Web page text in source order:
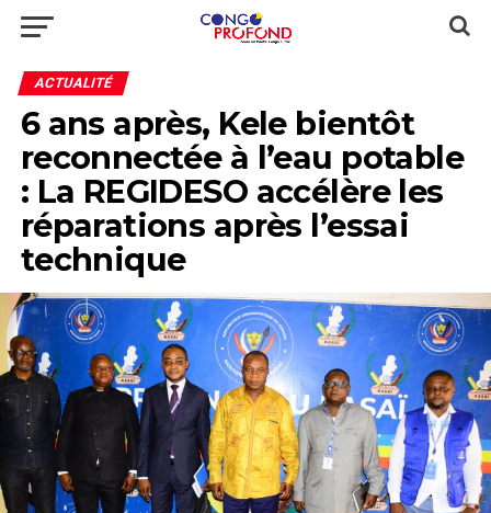
ACTUALITÉ
6 ans après, Kele bientôt
reconnectée à l’eau potable
: La REGIDESO accélère les
réparations après l’essai
technique